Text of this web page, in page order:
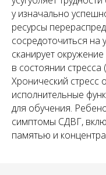
у изначально
ресурсы
сосредоточиться на
сканирует
в состоянии стресса
Хронический стресс
исполнительные
для обучения.
симптомы СДВГ,
памятью и